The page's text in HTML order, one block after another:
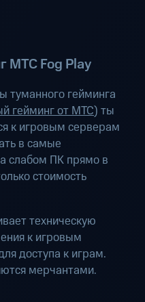
МТС Fog Play
гейминга
гейминг от МТС) ты
к игровым серверам
в самые
слабом ПК прямо в
стоимость
техническую
к игровым
доступа к играм.
мерчантами.